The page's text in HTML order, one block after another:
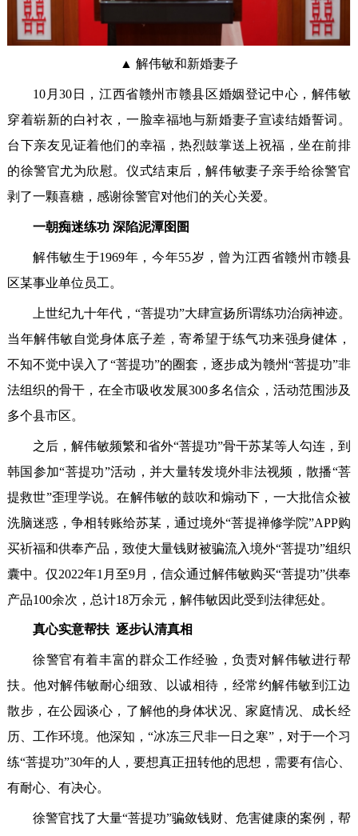
▲ 解伟敏和新婚妻子
10月30日，江西省赣州市赣县区婚姻登记中心，解伟敏
穿着崭新的白衬衣，一脸幸福地与新婚妻子宣读结婚誓词。
台下亲友见证着他们的幸福，热烈鼓掌送上祝福，坐在前排
的徐警官尤为欣慰。仪式结束后，解伟敏妻子亲手给徐警官
剥了一颗喜糖，感谢徐警官对他们的关心关爱。
一朝痴迷练功 深陷泥潭囹圄
解伟敏生于1969年，今年55岁，曾为江西省赣州市赣县
区某事业单位员工。
上世纪九十年代，“菩提功”大肆宣扬所谓练功治病神迹。
当年解伟敏自觉身体底子差，寄希望于练气功来强身健体，
不知不觉中误入了“菩提功”的圈套，逐步成为赣州“菩提功”非
法组织的骨干，在全市吸收发展300多名信众，活动范围涉及
多个县市区。
之后，解伟敏频繁和省外“菩提功”骨干苏某等人勾连，到
韩国参加“菩提功”活动，并大量转发境外非法视频，散播“菩
提救世”歪理学说。在解伟敏的鼓吹和煽动下，一大批信众被
洗脑迷惑，争相转账给苏某，通过境外“菩提禅修学院”APP购
买祈福和供奉产品，致使大量钱财被骗流入境外“菩提功”组织
囊中。仅2022年1月至9月，信众通过解伟敏购买“菩提功”供奉
产品100余次，总计18万余元，解伟敏因此受到法律惩处。
真心实意帮扶 逐步认清真相
徐警官有着丰富的群众工作经验，负责对解伟敏进行帮
扶。他对解伟敏耐心细致、以诚相待，经常约解伟敏到江边
散步，在公园谈心，了解他的身体状况、家庭情况、成长经
历、工作环境。他深知，“冰冻三尺非一日之寒”，对于一个习
练“菩提功”30年的人，要想真正扭转他的思想，需要有信心、
有耐心、有决心。
徐警官找了大量“菩提功”骗敛钱财、危害健康的案例，帮